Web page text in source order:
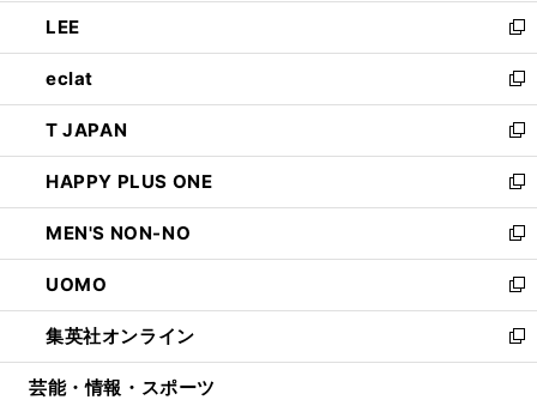
く
で
開
く
ド
ウ
で
開
く
ウ
ィ
ン
ド
ウ
で
開
く
し
い
ウ
ィ
ン
ド
ウ
で
開
く
LEE
新
し
い
ウ
ィ
ン
ド
ウ
で
開
く
eclat
新
し
い
ウ
ィ
ン
ド
ウ
で
開
く
T JAPAN
新
し
い
ウ
ィ
ン
ド
ウ
で
開
HAPPY PLUS ONE
新
し
い
ウ
ィ
ン
ド
ウ
MEN'S NON-NO
新
し
い
ウ
ィ
ン
UOMO
新
し
い
ウ
集英社オンライン
新
し
芸能・情報・スポーツ